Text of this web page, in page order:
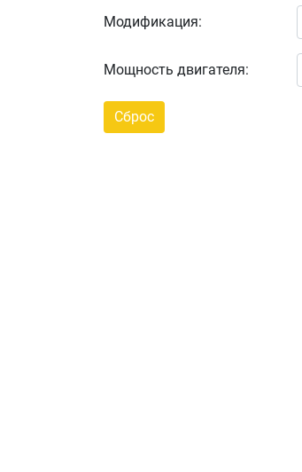
Модификация:
Мощность двигателя: